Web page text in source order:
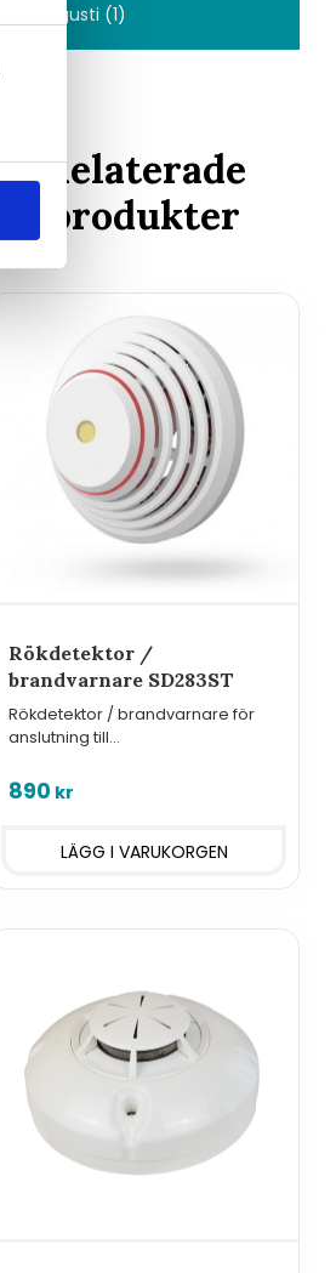
augusti (1)
Relaterade
produkter
Rökdetektor /
brandvarnare SD283ST
Rökdetektor / brandvarnare för
anslutning till
vakter i serien Hxx3x eller GSM-
890 kr